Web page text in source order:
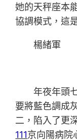
她的天秤座本
協調模式，這
楊緒軍
年夜年頭七
要將藍色調成
二，陷入了更
111京向陽病院